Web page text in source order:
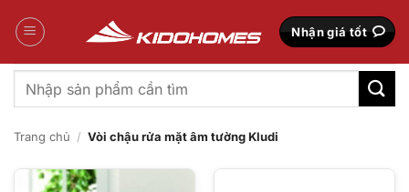
qua
Nhận giá tốt
Tìm
kiếm:
Trang chủ / Vòi chậu rửa mặt âm tường Kludi